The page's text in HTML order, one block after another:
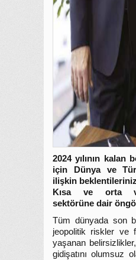
2024 yılının kalan
için Dünya ve
ilişkin
Kısa ve orta
sektörüne dair
Tüm dünyada son
jeopolitik riskler ve
yaşanan
gidişatını olumsuz